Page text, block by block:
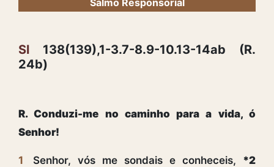
Sl 138(139),1-3.7-8.9-10.13-14ab (R.
24b)
R. Conduzi-me no caminho para a vida, ó
Senhor!
1 Senhor, vós me sondais e conheceis, *2